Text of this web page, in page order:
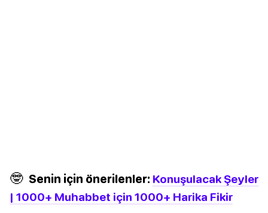
🤓 Senin için önerilenler: Konuşulacak Şeyler
| 1000+ Muhabbet için 1000+ Harika Fikir